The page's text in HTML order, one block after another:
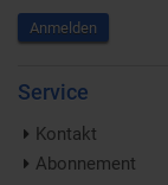
Anmelden
Service
Kontakt
Abonnement